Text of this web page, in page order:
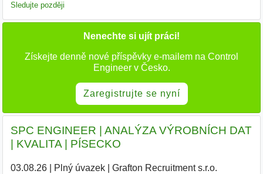
Sledujte později
Nenechte si ujít práci!
Získejte denně nové příspěvky e-mailem na Control
Engineer v Česko.
Zaregistrujte se nyní
SPC ENGINEER | ANALÝZA VÝROBNÍCH DAT
| KVALITA | PÍSECKO
03.08.26| Plný úvazek| Grafton Recruitment s.r.o.